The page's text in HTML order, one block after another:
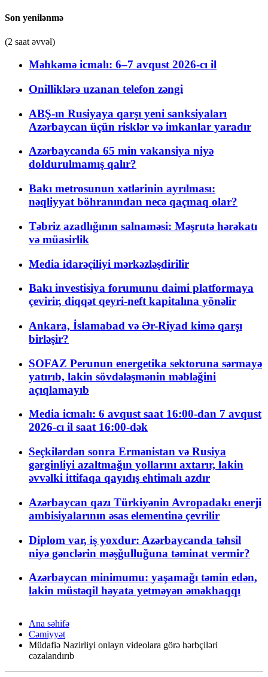
Son yenilənmə
(2 saat əvvəl)
Məhkəmə icmalı: 6–7 avqust 2026-cı il
Onilliklərə uzanan telefon zəngi
ABŞ-ın Rusiyaya qarşı yeni sanksiyaları
Azərbaycan üçün risklər və imkanlar yaradır
Azərbaycanda 65 min vakansiya niyə
doldurulmamış qalır?
Bakı metrosunun xətlərinin ayrılması:
nəqliyyat böhranından necə qaçmaq olar?
Təbriz azadlığının salnaməsi: Məşrutə hərəkatı
və müasirlik
Media idarəçiliyi mərkəzləşdirilir
Bakı investisiya forumunu daimi platformaya
çevirir, diqqət qeyri-neft kapitalına yönəlir
Ankara, İslamabad və Ər-Riyad kimə qarşı
birləşir?
SOFAZ Perunun energetika sektoruna sərmayə
yatırıb, lakin sövdələşmənin məbləğini
açıqlamayıb
Media icmalı: 6 avqust saat 16:00-dan 7 avqust
2026-cı il saat 16:00-dək
Seçkilərdən sonra Ermənistan və Rusiya
gərginliyi azaltmağın yollarını axtarır, lakin
əvvəlki ittifaqa qayıdış ehtimalı azdır
Azərbaycan qazı Türkiyənin Avropadakı enerji
ambisiyalarının əsas elementinə çevrilir
Diplom var, iş yoxdur: Azərbaycanda təhsil
niyə gənclərin məşğulluğuna təminat vermir?
Azərbaycan minimumu: yaşamağı təmin edən,
lakin müstəqil həyata yetməyən əməkhaqqı
Ana səhifə
Cəmiyyət
Müdafiə Nazirliyi onlayn videolara görə hərbçiləri
cəzalandırıb